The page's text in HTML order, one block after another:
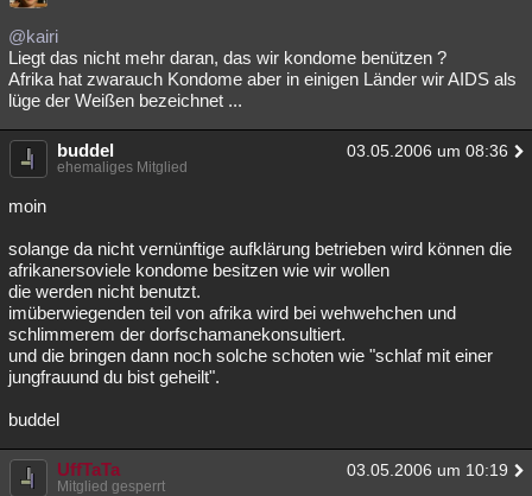
@kairi
Liegt das nicht mehr daran, das wir kondome benützen ?
Afrika hat zwarauch Kondome aber in einigen Länder wir AIDS als
lüge der Weißen bezeichnet ...
buddel 03.05.2006 um 08:36
ehemaliges Mitglied
moin
solange da nicht vernünftige aufklärung betrieben wird können die
afrikanersoviele kondome besitzen wie wir wollen
die werden nicht benutzt.
imüberwiegenden teil von afrika wird bei wehwehchen und
schlimmerem der dorfschamanekonsultiert.
und die bringen dann noch solche schoten wie "schlaf mit einer
jungfrauund du bist geheilt".
buddel
UffTaTa 03.05.2006 um 10:19
Mitglied gesperrt